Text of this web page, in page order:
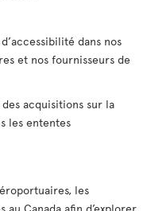
dans nos
et nos fournisseurs de
acquisitions sur la
les ententes
les